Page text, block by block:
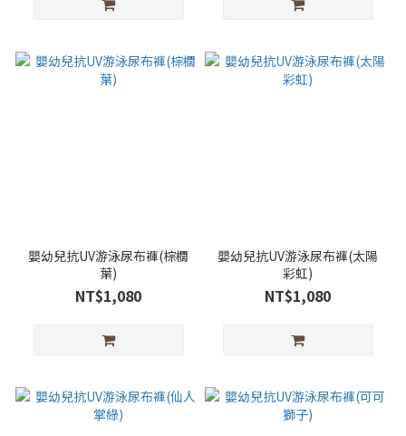
嬰幼兒抗UV游泳尿布褲(棕櫚
葉)
NT$1,080
嬰幼兒抗UV游泳尿布褲(太陽
彩虹)
NT$1,080